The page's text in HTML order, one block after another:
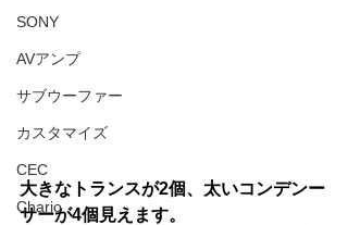
SONY
AVアンプ
サブウーファー
カスタマイズ
CEC
Chario
大きなトランスが2個、太いコンデンー
サーが4個見えます。